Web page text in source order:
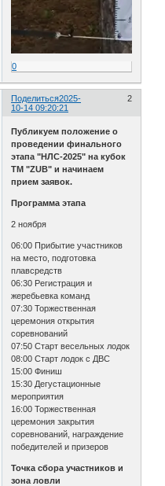
0
Поделиться 2
2025-
10-14 09:20:21
Публикуем положение о
проведении финального
этапа "НЛС-2025" на кубок
ТМ "ZUB" и начинаем
прием заявок.
Программа этапа
2 ноября
06:00 Прибытие участников
на место, подготовка
плавсредств
06:30 Регистрация и
жеребьевка команд
07:30 Торжественная
церемония открытия
соревнований
07:50 Старт весельных лодок
08:00 Старт лодок с ДВС
15:00 Финиш
15:30 Дегустационные
мероприятия
16:00 Торжественная
церемония закрытия
соревнований, награждение
победителей и призеров
Точка сбора участников и
зона ловли